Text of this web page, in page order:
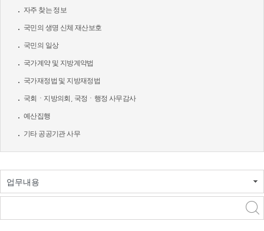
자주 찾는 정보
국민의 생명 신체 재산보호
국민의 일상
국가계약 및 지방계약법
국가재정법 및 지방재정법
국회ㆍ지방의회, 국정ㆍ행정 사무감사
예산집행
기타 공공기관 사무
업무내용